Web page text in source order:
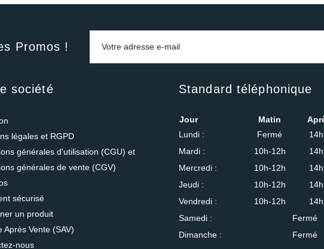
Promos !
société
légales et RGPD
générales d'utilisation (CGU) et
générales de vente (CGV)
sécurisé
un produit
Après Vente (SAV)
nous
Standard téléphonique
Jour Matin
Lundi :
Fermé
Mardi :
10h-12h
Mercredi :
10h-12h
Jeudi :
10h-12h
Vendredi :
10h-12h
Samedi :
Fermé
Dimanche :
Fermé